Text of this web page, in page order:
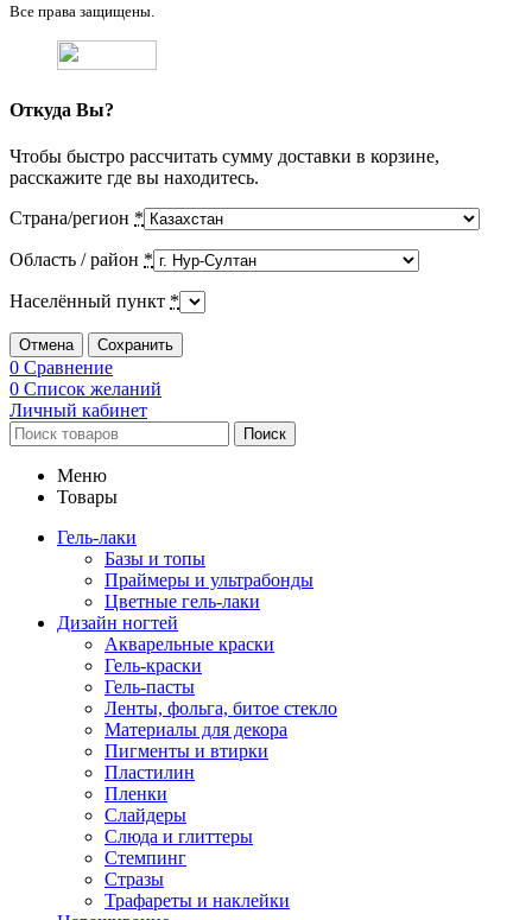
Все права защищены.
Откуда Вы?
Чтобы быстро рассчитать сумму доставки в корзине,
расскажите где вы находитесь.
Страна/регион *
Область / район *
Населённый пункт *
Отмена Сохранить
0 Сравнение
0 Список желаний
Личный кабинет
Поиск
Меню
Товары
Гель-лаки
Базы и топы
Праймеры и ультрабонды
Цветные гель-лаки
Дизайн ногтей
Акварельные краски
Гель-краски
Гель-пасты
Ленты, фольга, битое стекло
Материалы для декора
Пигменты и втирки
Пластилин
Пленки
Слайдеры
Слюда и глиттеры
Стемпинг
Стразы
Трафареты и наклейки